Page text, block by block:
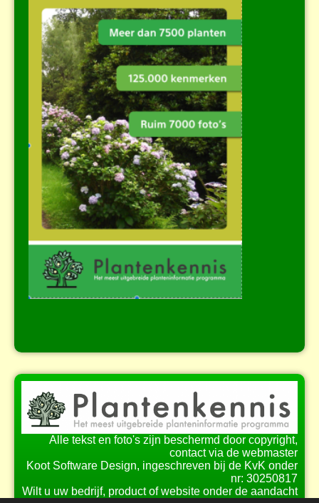
Alle tekst en foto's zijn beschermd door copyright,
contact via de webmaster
Koot Software Design, ingeschreven bij de KvK onder
nr: 30250817
Wilt u uw bedrijf, product of website onder de aandacht